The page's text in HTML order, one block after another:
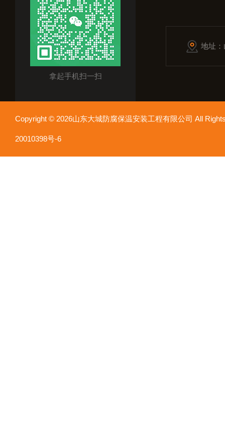
拿起手机扫一扫
地址
Copyright © 2026山东大城防腐保温安装工程有限公司 All
20010398号-6